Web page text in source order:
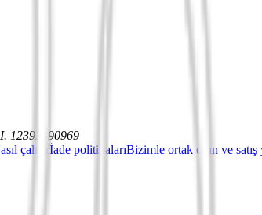
12392590969
çalışırİade politikalarıBizimle ortak olun ve satış